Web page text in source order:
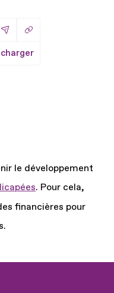
X sur LinkedIn
Partager par Email
Copier le lien
le développement
. Pour cela,
financières pour